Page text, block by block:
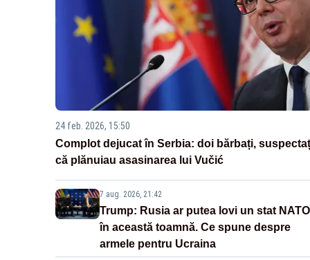
24 feb. 2026, 15:50
Complot dejucat în Serbia: doi bărbați,
că plănuiau asasinarea lui Vučić
7 aug. 2026, 21:42
Trump: Rusia ar putea lovi un stat NATO
în această toamnă. Ce spune despre
armele pentru Ucraina